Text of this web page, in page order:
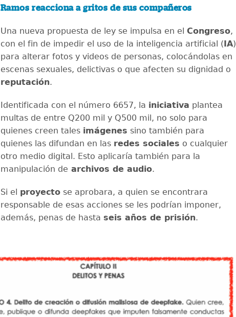
Ramos reacciona a gritos de sus compañeros
Una nueva propuesta de ley se impulsa en el Congreso,
con el fin de impedir el uso de la inteligencia artificial (IA)
para alterar fotos y videos de personas, colocándolas en
escenas sexuales, delictivas o que afecten su dignidad o
reputación.
Identificada con el número 6657, la iniciativa plantea
multas de entre Q200 mil y Q500 mil, no solo para
quienes creen tales imágenes sino también para
quienes las difundan en las redes sociales o cualquier
otro medio digital. Esto aplicaría también para la
manipulación de archivos de audio.
Si el proyecto se aprobara, a quien se encontrara
responsable de esas acciones se les podrían imponer,
además, penas de hasta seis años de prisión.